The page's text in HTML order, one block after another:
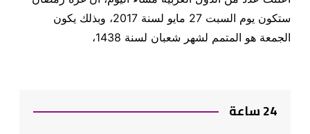
ستكون يوم السبت 27 مايو لسنة 2017، وبذلك يكون
الجمعة هو المتمم لشهر شعبان لسنة 1438،
24 ساعة